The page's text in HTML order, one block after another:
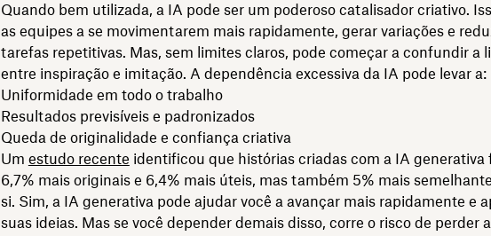
Quando bem utilizada, a IA pode ser um poderoso catalisador criativo.
as equipes a se movimentarem mais rapidamente, gerar variações e
tarefas repetitivas. Mas, sem limites claros, pode começar a confundir a
entre inspiração e imitação. A dependência excessiva da IA pode levar a:
Uniformidade em todo o trabalho
Resultados previsíveis e padronizados
Queda de originalidade e confiança criativa
Um estudo recente identificou que histórias criadas com a IA generativa
6,7% mais originais e 6,4% mais úteis, mas também 5% mais
si. Sim, a IA generativa pode ajudar você a avançar mais rapidamente e
suas ideias. Mas se você depender demais disso, corre o risco de perder a